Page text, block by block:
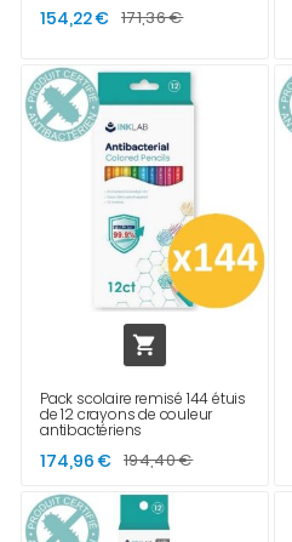
154,22 € 171,36 €

Pack scolaire remisé 144 étuis
de 12 crayons de couleur
antibactériens
174,96 € 194,40 €